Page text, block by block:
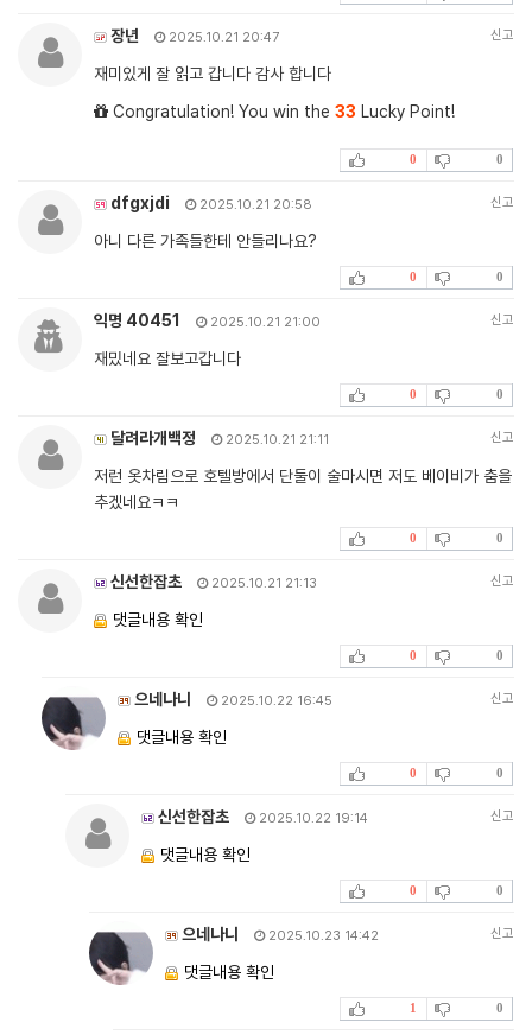
장년 2025.10.21 20:47 신고
재미있게 잘 읽고 갑니다 감사 합니다
Congratulation! You win the 33 Lucky Point!
0 0
dfgxjdi 2025.10.21 20:58 신고
아니 다른 가족들한테 안들리나요?
0 0
익명 40451 2025.10.21 21:00 신고
재밌네요 잘보고갑니다
0 0
달려라개백정 2025.10.21 21:11 신고
저런 옷차림으로 호텔방에서 단둘이 술마시면 저도 베이비가 춤을
추겠네요ㅋㅋ
0 0
신선한잡초 2025.10.21 21:13 신고
댓글내용 확인
0 0
으네나니 2025.10.22 16:45 신고
댓글내용 확인
0 0
신선한잡초 2025.10.22 19:14 신고
댓글내용 확인
0 0
으네나니 2025.10.23 14:42 신고
댓글내용 확인
1 0